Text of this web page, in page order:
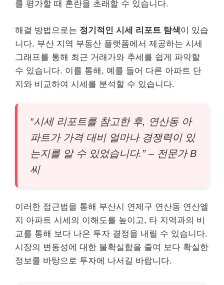
를 평가할 때 혼란을 초래할 수 있습니다.
해결 방법으로는 정기적인 시세 리포트 탐색이 있습
니다. 부산 지역 부동산 플랫폼에서 제공하는 시세
그래프를 통해 최근 거래가와 추세를 쉽게 파악할
수 있습니다. 이를 통해, 예를 들어 다른 아파트 단
지와 비교하여 시세를 분석할 수 있습니다.
“시세 리포트를 참고한 후, 연산동 아
파트가 가격 대비 얼마나 경쟁력이 있
는지를 알 수 있었습니다.” – 전문가 B
씨
이러한 접근법을 통해 부산시 연제구 연산동 연산엘
지 아파트 시세의 이해도를 높이고, 타 지역과의 비
교를 통해 보다 나은 투자 결정을 내릴 수 있습니다.
시장의 변동성에 대한 불확실함을 줄여 보다 확실한
정보를 바탕으로 투자에 나서길 바랍니다.